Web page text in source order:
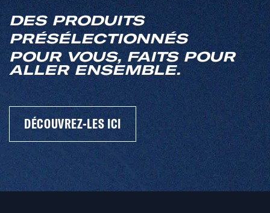
DES PRODUITS
PRÉSÉLECTIONNÉS
POUR VOUS, FAITS POUR
ALLER ENSEMBLE.
DÉCOUVREZ-LES ICI